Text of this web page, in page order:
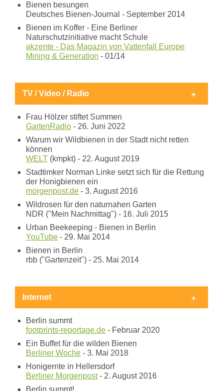
Bienen besungen
Deutsches Bienen-Journal - September 2014
Bienen im Koffer - Eine Berliner
Naturschutzinitiative macht Schule
akzente - Das Magazin von Vattenfall Europe
Mining & Generation - 01/14
TV / Video / Radio
Frau Hölzer stiftet Summen
GartenRadio - 26. Juni 2022
Warum wir Wildbienen in der Stadt nicht retten
können
WELT (kmpkt) - 22. August 2019
Stadtimker Norman Linke setzt sich für die Rettung
der Honigbienen ein
morgenpost.de - 3. August 2016
Wildrosen für den naturnahen Garten
NDR ("Mein Nachmittag") - 16. Juli 2015
Urban Beekeeping - Bienen in Berlin
YouTube - 29. Mai 2014
Bienen in Berlin
rbb ("Gartenzeit") - 25. Mai 2014
Internet
Berlin summt
footprints-reportage.de - Februar 2020
Ein Buffet für die wilden Bienen
Berliner Woche - 3. Mai 2018
Honigernte in Hellersdorf
Berliner Morgenpost- 2. August 2016